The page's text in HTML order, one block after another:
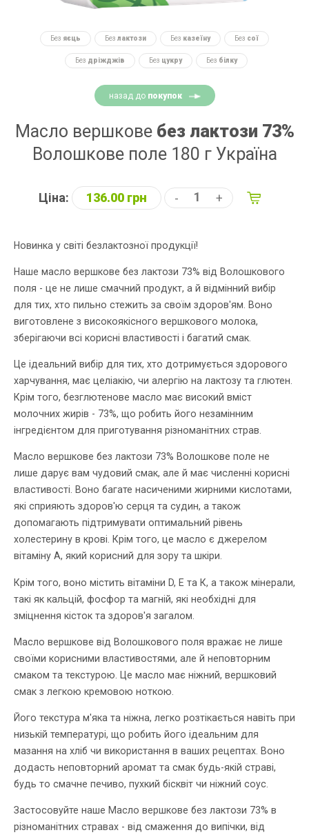
Без яєць Без лактози Без казеїну Без сої
Без дріжджів Без цукру Без білку
назад до покупок
Масло вершкове без лактози 73%
Волошкове поле 180 г Україна
Ціна: 136.00 грн - +
Новинка у світі безлактозної продукції!
Наше масло вершкове без лактози 73% від Волошкового
поля - це не лише смачний продукт, а й відмінний вибір
для тих, хто пильно стежить за своїм здоров'ям. Воно
виготовлене з високоякісного вершкового молока,
зберігаючи всі корисні властивості і багатий смак.
Це ідеальний вибір для тих, хто дотримується здорового
харчування, має целіакію, чи алергію на лактозу та глютен.
Крім того, безглютенове масло має високий вміст
молочних жирів - 73%, що робить його незамінним
інгредієнтом для приготування різноманітних страв.
Масло вершкове без лактози 73% Волошкове поле не
лише дарує вам чудовий смак, але й має численні корисні
властивості. Воно багате насиченими жирними кислотами,
які сприяють здоров'ю серця та судин, а також
допомагають підтримувати оптимальний рівень
холестерину в крові. Крім того, це масло є джерелом
вітаміну А, який корисний для зору та шкіри.
Крім того, воно містить вітаміни D, E та К, а також мінерали,
такі як кальцій, фосфор та магній, які необхідні для
зміцнення кісток та здоров'я загалом.
Масло вершкове від Волошкового поля вражає не лише
своїми корисними властивостями, але й неповторним
смаком та текстурою. Це масло має ніжний, вершковий
смак з легкою кремовою ноткою.
Його текстура м'яка та ніжна, легко розтікається навіть при
низькій температурі, що робить його ідеальним для
мазання на хліб чи використання в ваших рецептах. Воно
додасть неповторний аромат та смак будь-якій страві,
будь то смачне печиво, пухкий бісквіт чи ніжний соус.
Застосовуйте наше Масло вершкове без лактози 73% в
різноманітних стравах - від смаження до випічки, від